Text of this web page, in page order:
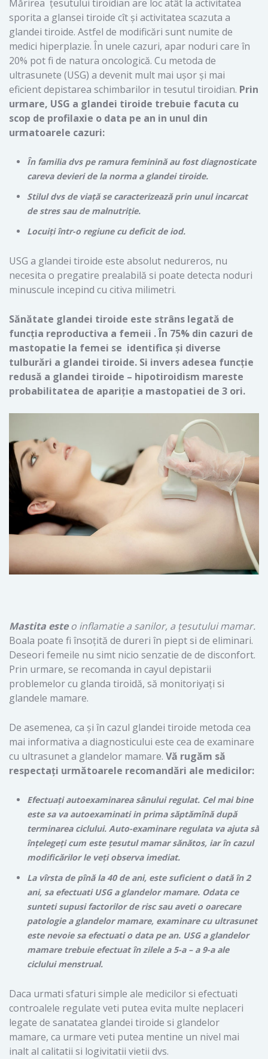
Mărirea țesutului tiroidian are loc atât la activitatea
sporita a glansei tiroide cît şi activitatea scazuta a
glandei tiroide. Astfel de modificări sunt numite de
medici hiperplazie. În unele cazuri, apar noduri care în
20% pot fi de natura oncologică. Cu metoda de
ultrasunete (USG) a devenit mult mai ușor și mai
eficient depistarea schimbarilor in tesutul tiroidian. Prin
urmare, USG a glandei tiroide trebuie facuta cu
scop de profilaxie o data pe an in unul din
urmatoarele cazuri:
În familia dvs pe ramura feminină au fost diagnosticate
careva devieri de la norma a glandei tiroide.
Stilul dvs de viață se caracterizează prin unul incarcat
de stres sau de malnutriție.
Locuiți într-o regiune cu deficit de iod.
USG a glandei tiroide este absolut nedureros, nu
necesita o pregatire prealabilă si poate detecta noduri
minuscule incepind cu citiva milimetri.
Sănătate glandei tiroide este strâns legată de
funcția reproductiva a femeii . În 75% din cazuri de
mastopatie la femei se identifica și diverse
tulburări a glandei tiroide. Si invers adesea funcție
redusă a glandei tiroide – hipotiroidism mareste
probabilitatea de apariție a mastopatiei de 3 ori.
Mastita esteo inflamatie a sanilor, a țesutului mamar.
Boala poate fi însoțită de dureri în piept si de eliminari.
Deseori femeile nu simt nicio senzatie de de disconfort.
Prin urmare, se recomanda in cayul depistarii
problemelor cu glanda tiroidă, să monitoriyaţi si
glandele mamare.
De asemenea, ca şi în cazul glandei tiroide metoda cea
mai informativa a diagnosticului este cea de examinare
cu ultrasunet a glandelor mamare. Vă rugăm să
respectați următoarele recomandări ale medicilor:
Efectuați autoexaminarea sânului regulat. Cel mai bine
este sa va autoexaminati in prima săptămînă după
terminarea ciclului. Auto-examinare regulata va ajuta să
înțelegeți cum este țesutul mamar sănătos, iar în cazul
modificărilor le veți observa imediat.
La vîrsta de pînă la 40 de ani, este suficient o dată în 2
ani, sa efectuati USG a glandelor mamare. Odata ce
sunteti supusi factorilor de risc sau aveti o oarecare
patologie a glandelor mamare, examinare cu ultrasunet
este nevoie sa efectuati o data pe an. USG a glandelor
mamare trebuie efectuat în zilele a 5-a – a 9-a ale
ciclului menstrual.
Daca urmati sfaturi simple ale medicilor si efectuati
controalele regulate veti putea evita multe neplaceri
legate de sanatatea glandei tiroide si glandelor
mamare, ca urmare veti putea mentine un nivel mai
inalt al calitatii si logivitatii vietii dvs.